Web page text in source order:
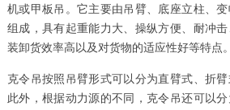
机或甲板吊。它主要由吊臂、底座立柱、
组成，具有起重能力大、操纵方便、耐冲
装卸货效率高以及对货物的适应性好等特点。
克令吊按照吊臂形式可以分为直臂式、折臂
此外，根据动力源的不同，克令吊还可以